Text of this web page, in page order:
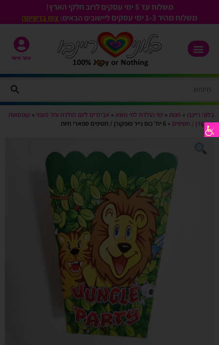
משלוח עד 5 ימי עסקים לרוב חלקי הארץ!
משלוח מהיר 1-3
ימי עסקים ליישובים הבאים: צפו ברשימה
אזור אישי
בלוני ריינבו » חנות » ימי הולדת לפי נושא » אביזרים ליום הולדת וחד פעמי » קופסאות
פופקורן / חטיפים » 6 יח’ כוס נייר פופקורן / חטיפים ספארי חיות